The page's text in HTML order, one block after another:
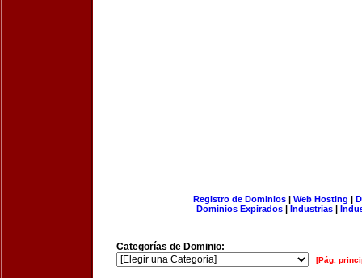
Registro de Dominios| Web Hosting |
Dominios Expirados | Industrias |
Categorías de Dominio:
[Pág.